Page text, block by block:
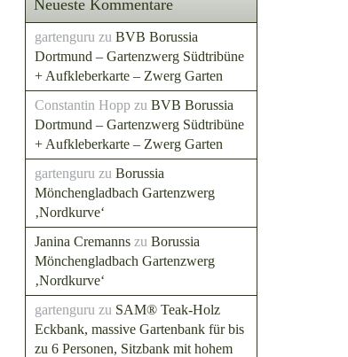
Neueste Kommentare
gartenguru zu BVB Borussia
Dortmund – Gartenzwerg Südtribüne
+ Aufkleberkarte – Zwerg Garten
Constantin Hoppzu BVB Borussia
Dortmund – Gartenzwerg Südtribüne
+ Aufkleberkarte – Zwerg Garten
gartenguru zu Borussia
Mönchengladbach Gartenzwerg
‚Nordkurve‘
Janina Cremannszu Borussia
Mönchengladbach Gartenzwerg
‚Nordkurve‘
gartenguru zu SAM® Teak-Holz
Eckbank, massive Gartenbank für bis
zu 6 Personen, Sitzbank mit hohem